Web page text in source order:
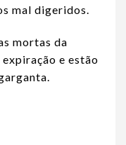
mal digeridos.
mortas da
e estão